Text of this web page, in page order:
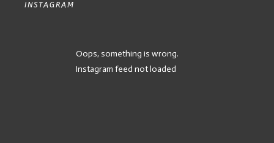
INSTAGRAM
Oops, something is wrong.
Instagram feed not loaded